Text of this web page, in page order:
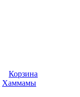
Корзина
Хаммамы